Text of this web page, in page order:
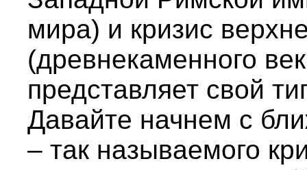
мира) и кризис
(древнекаменного
представляет свой
Давайте начнем с
– так называемого